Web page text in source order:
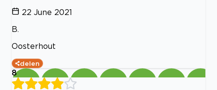
22 June 2021
B.
Oosterhout
delen
8